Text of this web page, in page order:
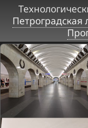
Петроградская